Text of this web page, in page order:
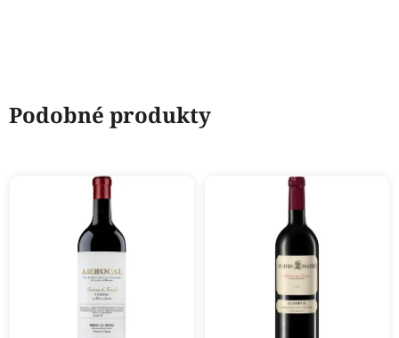
Podobné produkty